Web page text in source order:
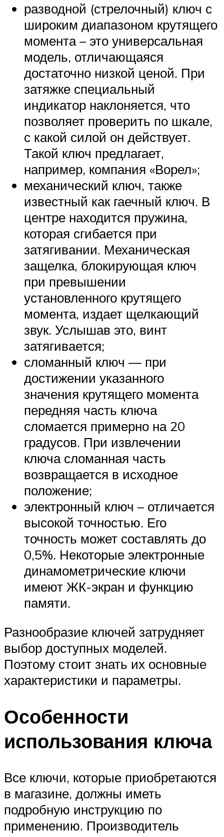
разводной (стрелочный) ключ с
широким диапазоном крутящего
момента – это универсальная
модель, отличающаяся
достаточно низкой ценой. При
затяжке специальный
индикатор наклоняется, что
позволяет проверить по шкале,
с какой силой он действует.
Такой ключ предлагает,
например, компания «Ворел»;
механический ключ, также
известный как гаечный ключ. В
центре находится пружина,
которая сгибается при
затягивании. Механическая
защелка, блокирующая ключ
при превышении
установленного крутящего
момента, издает щелкающий
звук. Услышав это, винт
затягивается;
сломанный ключ — при
достижении указанного
значения крутящего момента
передняя часть ключа
сломается примерно на 20
градусов. При извлечении
ключа сломанная часть
возвращается в исходное
положение;
электронный ключ – отличается
высокой точностью. Его
точность может составлять до
0,5%. Некоторые электронные
динамометрические ключи
имеют ЖК-экран и функцию
памяти.
Разнообразие ключей затрудняет
выбор доступных моделей.
Поэтому стоит знать их основные
характеристики и параметры.
Особенности
использования ключа
Все ключи, которые приобретаются
в магазине, должны иметь
подробную инструкцию по
применению. Производитель